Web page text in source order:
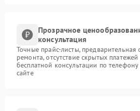
Прозрачное
консультация
Точные прайс-листы, предварительная
ремонта, отсутствие скрытых
бесплатной консультации по
сайте